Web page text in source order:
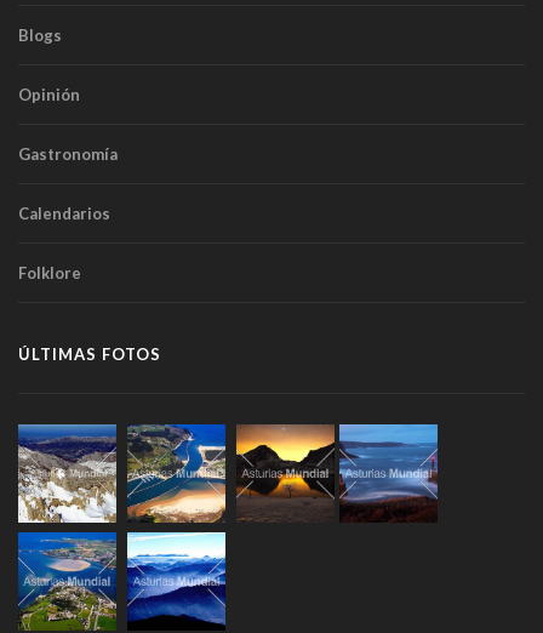
Blogs
Opinión
Gastronomía
Calendarios
Folklore
ÚLTIMAS FOTOS